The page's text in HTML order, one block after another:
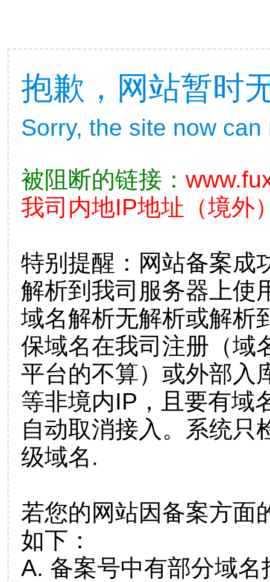
抱歉，网站暂时
Sorry, the site now
被阻断的链接：
我司内地IP地址（境外
特别提醒：网站备案成
解析到我司服务器上使
域名解析无解析或解析
保域名在我司注册（域
平台的不算）或外部入
等非境内IP，且要有域
自动取消接入。系统只
级域名.
若您的网站因备案方面
如下：
A. 备案号中有部分域